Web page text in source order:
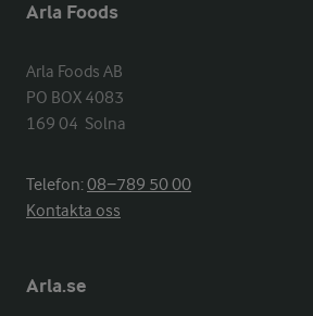
Arla Foods
Arla Foods AB
PO BOX 4083
169 04  Solna
Telefon:08−789 50 00
Kontakta oss
Arla.se